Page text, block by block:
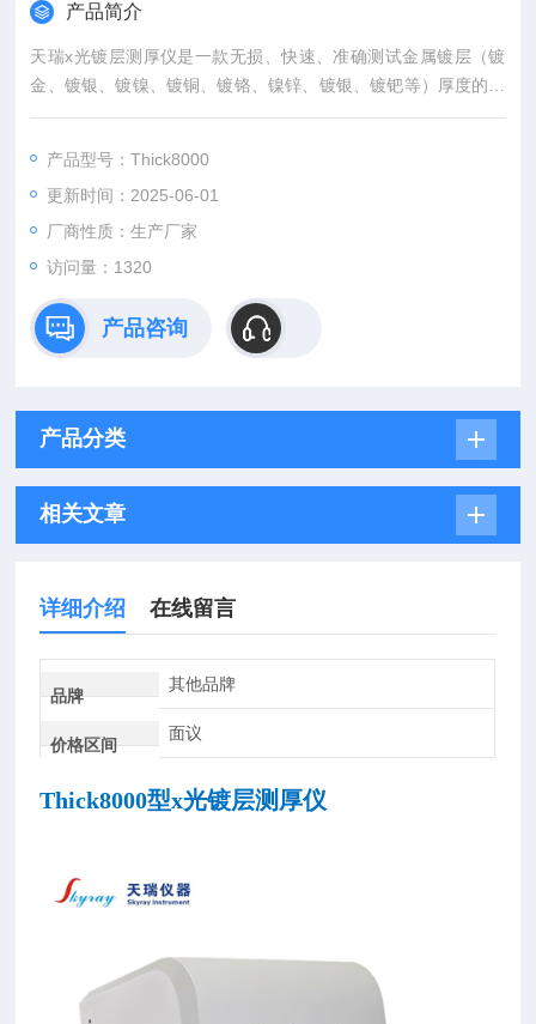
产品简介
天瑞x光镀层测厚仪是一款无损、快速、准确测试金属镀层（镀
金、镀银、镀镍、镀铜、镀铬、镍锌、镀银、镀钯等）厚度的仪
器，可以一次性测试一层、二层、多层合金镀层，多一层测五
软件电脑操作，可多点测试，高清摄像系统观看测试点，关注点
测量更。
产品型号：Thick8000
更新时间：2025-06-01
厂商性质：生产厂家
访问量：1320
产品咨询
产品分类
相关文章
详细介绍 在线留言
品牌
其他品牌
价格区间
面议
Thick8000型x光镀层测厚仪